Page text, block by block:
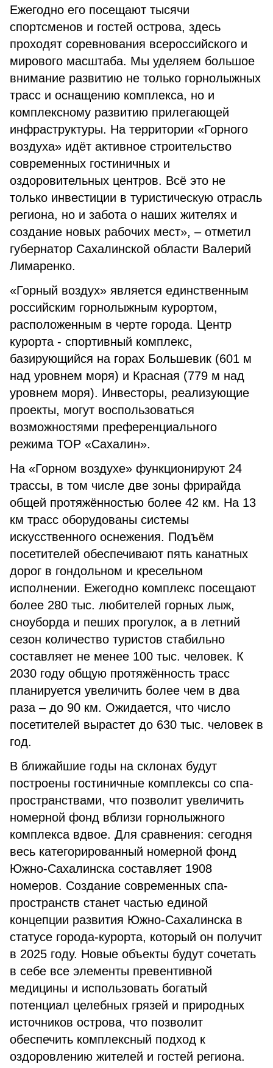
Ежегодно его посещают тысячи
спортсменов и гостей острова, здесь
проходят соревнования всероссийского и
мирового масштаба. Мы уделяем большое
внимание развитию не только горнолыжных
трасс и оснащению комплекса, но и
комплексному развитию прилегающей
инфраструктуры. На территории «Горного
воздуха» идёт активное строительство
современных гостиничных и
оздоровительных центров. Всё это не
только инвестиции в туристическую отрасль
региона, но и забота о наших жителях и
создание новых рабочих мест», – отметил
губернатор Сахалинской области Валерий
Лимаренко.
«Горный воздух» является единственным
российским горнолыжным курортом,
расположенным в черте города. Центр
курорта - спортивный комплекс,
базирующийся на горах Большевик (601 м
над уровнем моря) и Красная (779 м над
уровнем моря). Инвесторы, реализующие
проекты, могут воспользоваться
возможностями преференциального
режима ТОР «Сахалин».
На «Горном воздухе» функционируют 24
трассы, в том числе две зоны фрирайда
общей протяжённостью более 42 км. На 13
км трасс оборудованы системы
искусственного оснежения. Подъём
посетителей обеспечивают пять канатных
дорог в гондольном и кресельном
исполнении. Ежегодно комплекс посещают
более 280 тыс. любителей горных лыж,
сноуборда и пеших прогулок, а в летний
сезон количество туристов стабильно
составляет не менее 100 тыс. человек. К
2030 году общую протяжённость трасс
планируется увеличить более чем в два
раза – до 90 км. Ожидается, что число
посетителей вырастет до 630 тыс. человек в
год.
В ближайшие годы на склонах будут
построены гостиничные комплексы со спа-
пространствами, что позволит увеличить
номерной фонд вблизи горнолыжного
комплекса вдвое. Для сравнения: сегодня
весь категорированный номерной фонд
Южно-Сахалинска составляет 1908
номеров. Создание современных спа-
пространств станет частью единой
концепции развития Южно-Сахалинска в
статусе города-курорта, который он получит
в 2025 году. Новые объекты будут сочетать
в себе все элементы превентивной
медицины и использовать богатый
потенциал целебных грязей и природных
источников острова, что позволит
обеспечить комплексный подход к
оздоровлению жителей и гостей региона.